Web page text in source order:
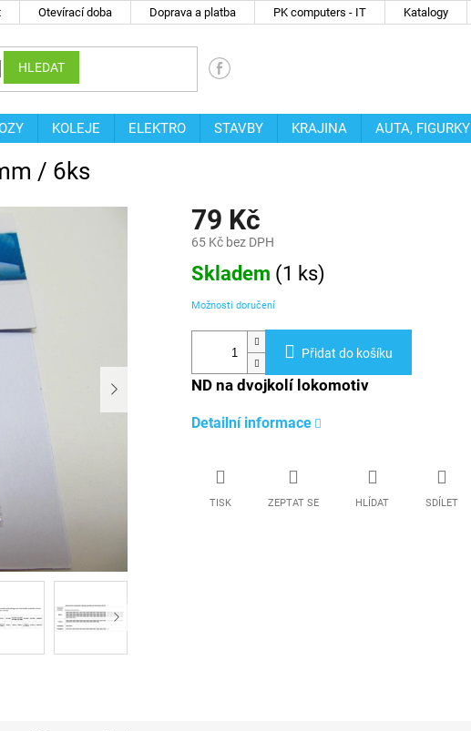
Otevírací doba Doprava a platba PK computers - IT Katalogy
HLEDAT
KOLEJE ELEKTRO STAVBY KRAJINA AUTA, FIGURKY
/ 6ks
79 Kč
65 Kč bez DPH
Měrná
cena:
Skladem (1 ks)
Možnosti doručení
Přidat do košíku
ND na dvojkolí lokomotiv
Detailní informace
TISK ZEPTAT SE HLÍDAT SDÍLET